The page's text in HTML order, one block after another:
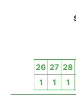
26 27 28
1
1 1